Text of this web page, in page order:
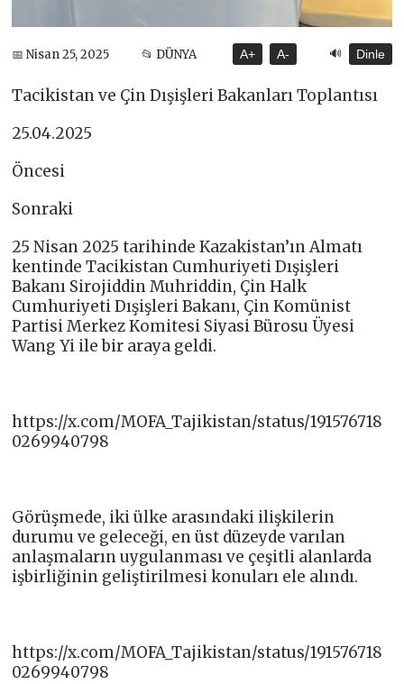
📅 Nisan 25, 2025 📂 DÜNYA A+ A- 🔊 Dinle
Tacikistan ve Çin Dışişleri Bakanları Toplantısı
25.04.2025
Öncesi
Sonraki
25 Nisan 2025 tarihinde Kazakistan’ın Almatı
kentinde Tacikistan Cumhuriyeti Dışişleri
Bakanı Sirojiddin Muhriddin, Çin Halk
Cumhuriyeti Dışişleri Bakanı, Çin Komünist
Partisi Merkez Komitesi Siyasi Bürosu Üyesi
Wang Yi ile bir araya geldi.
https://x.com/MOFA_Tajikistan/status/191576718
0269940798
Görüşmede, iki ülke arasındaki ilişkilerin
durumu ve geleceği, en üst düzeyde varılan
anlaşmaların uygulanması ve çeşitli alanlarda
işbirliğinin geliştirilmesi konuları ele alındı.
https://x.com/MOFA_Tajikistan/status/191576718
0269940798